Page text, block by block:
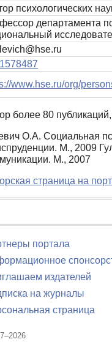
психологических
департамента
www.hse.ru/org/
более 80
О.А. Социальная
М., 2009
М., 2007
страница на
портала
издателей
на журналы
страница